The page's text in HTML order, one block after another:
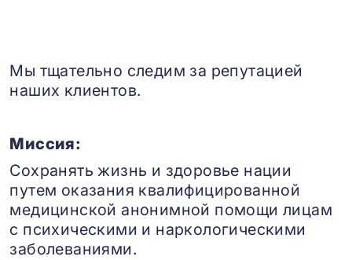
Мы тщательно следим за репутацией
наших клиентов.
Миссия:
Сохранять жизнь и здоровье нации
путем оказания квалифицированной
медицинской анонимной помощи лицам
с психическими и наркологическими
заболеваниями.